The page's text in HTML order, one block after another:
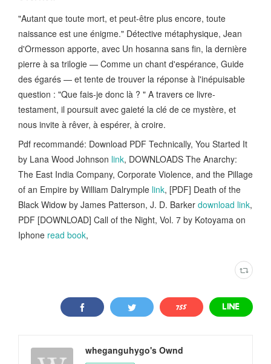
"Autant que toute mort, et peut-être plus encore, toute
naissance est une énigme." Détective métaphysique, Jean
d'Ormesson apporte, avec Un hosanna sans fin, la dernière
pierre à sa trilogie — Comme un chant d'espérance, Guide
des égarés — et tente de trouver la réponse à l'inépuisable
question : "Que fais-je donc là ? " A travers ce livre-
testament, il poursuit avec gaieté la clé de ce mystère, et
nous invite à rêver, à espérer, à croire.
Pdf recommandé: Download PDF Technically, You Started It
by Lana Wood Johnson link, DOWNLOADS The Anarchy:
The East India Company, Corporate Violence, and the Pillage
of an Empire by William Dalrymple link, [PDF] Death of the
Black Widow by James Patterson, J. D. Barker download link,
PDF [DOWNLOAD] Call of the Night, Vol. 7 by Kotoyama on
Iphone read book,
wheganguhygo's Ownd